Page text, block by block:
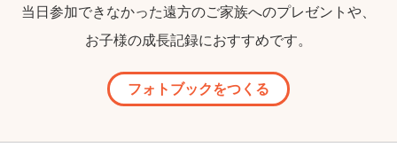
当日参加できなかった遠方のご家族へのプレゼントや、
お子様の成長記録におすすめです。
フォトブックをつくる